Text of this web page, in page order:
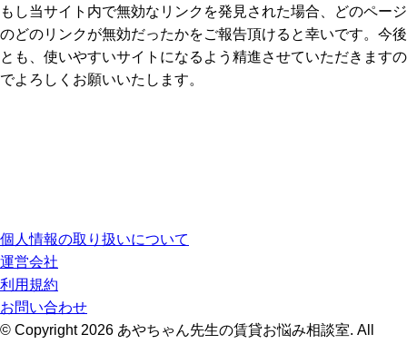
もし当サイト内で無効なリンクを発見された場合、どのページ
のどのリンクが無効だったかをご報告頂けると幸いです。今後
とも、使いやすいサイトになるよう精進させていただきますの
でよろしくお願いいたします。
個人情報の取り扱いについて
運営会社
利用規約
お問い合わせ
© Copyright 2026 あやちゃん先生の賃貸お悩み相談室. All